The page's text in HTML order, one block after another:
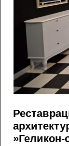
»Геликон-